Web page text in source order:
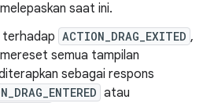
saat ini.
terhadap ACTION_DRAG_EXITED ,
semua tampilan
sebagai respons
atau